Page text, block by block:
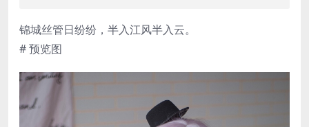
锦城丝管日纷纷，半入江风半入云。
# 预览图